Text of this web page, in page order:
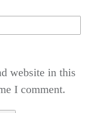
website in this
I comment.